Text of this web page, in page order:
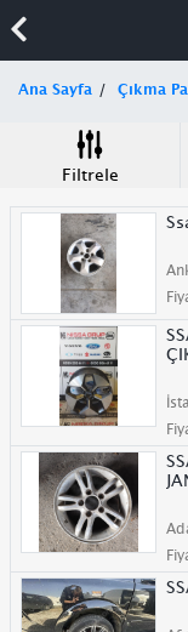
Ana Sayfa Çıkma
Filtrele